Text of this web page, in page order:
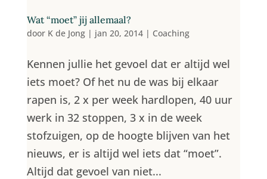
Wat “moet” jij allemaal?
door K de Jong| jan 20, 2014| Coaching
Kennen jullie het gevoel dat er altijd wel
iets moet? Of het nu de was bij elkaar
rapen is, 2 x per week hardlopen, 40 uur
werk in 32 stoppen, 3 x in de week
stofzuigen, op de hoogte blijven van het
nieuws, er is altijd wel iets dat “moet”.
Altijd dat gevoel van niet...